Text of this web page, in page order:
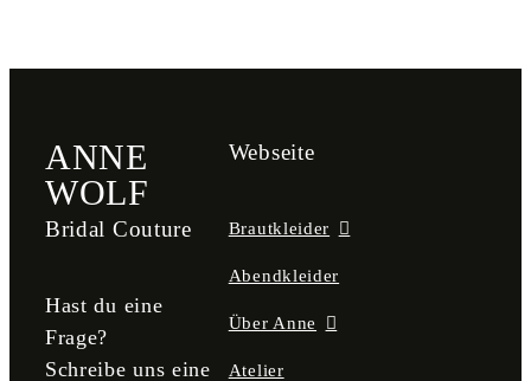
ANNE
WOLF
Bridal Couture
Hast du eine
Frage?
Schreibe uns eine
Webseite
Brautkleider
Abendkleider
Über Anne
Atelier